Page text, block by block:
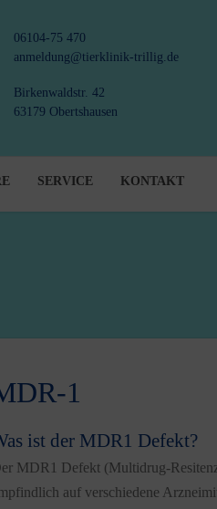
06104-75 470
anmeldung@tierklinik-trillig.de
Birkenwaldstr. 42
63179 Obertshausen
SERVICE KONTAKT
1
ist der MDR1 Defekt?
MDR1 Defekt (Multidrug-
auf verschiedene